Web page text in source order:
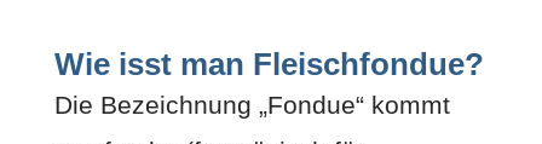
Wie isst man Fleischfondue?
Die Bezeichnung „Fondue“ kommt